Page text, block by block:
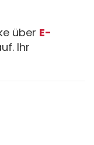
über E-
Ihr